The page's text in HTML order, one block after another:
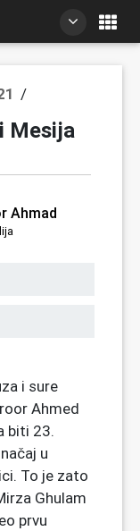
/
Mesija
Ahmad
i sure
Ahmed
biti 23.
u
To je zato
Ghulam
prvu